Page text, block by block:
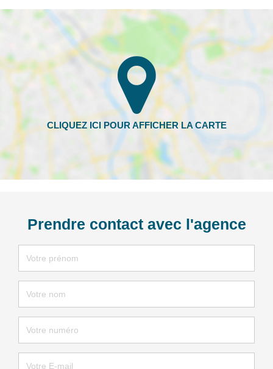
Prendre contact avec l'agence